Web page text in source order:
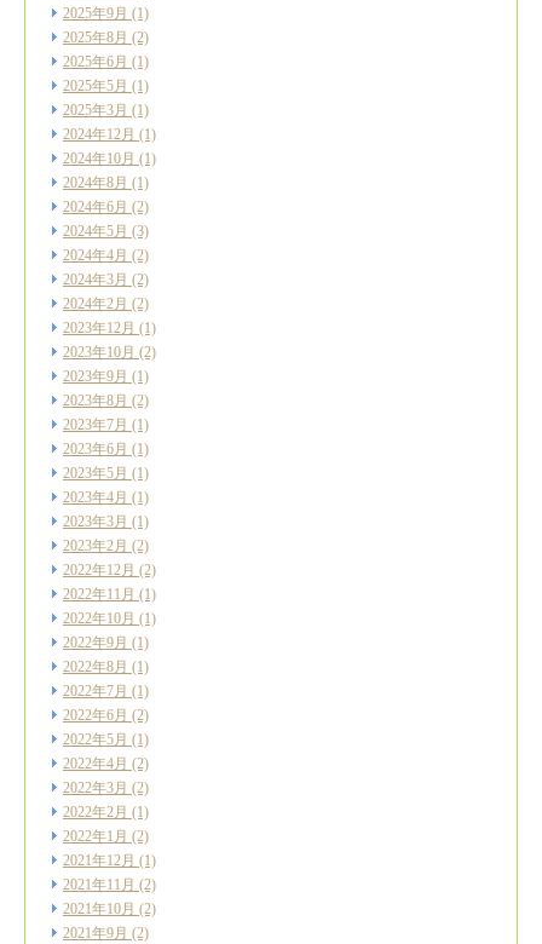
2025年9月 (1)
2025年8月 (2)
2025年6月 (1)
2025年5月 (1)
2025年3月 (1)
2024年12月 (1)
2024年10月 (1)
2024年8月 (1)
2024年6月 (2)
2024年5月 (3)
2024年4月 (2)
2024年3月 (2)
2024年2月 (2)
2023年12月 (1)
2023年10月 (2)
2023年9月 (1)
2023年8月 (2)
2023年7月 (1)
2023年6月 (1)
2023年5月 (1)
2023年4月 (1)
2023年3月 (1)
2023年2月 (2)
2022年12月 (2)
2022年11月 (1)
2022年10月 (1)
2022年9月 (1)
2022年8月 (1)
2022年7月 (1)
2022年6月 (2)
2022年5月 (1)
2022年4月 (2)
2022年3月 (2)
2022年2月 (1)
2022年1月 (2)
2021年12月 (1)
2021年11月 (2)
2021年10月 (2)
2021年9月 (2)